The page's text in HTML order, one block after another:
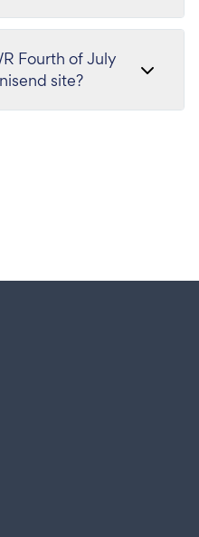
Fourth of July
site?